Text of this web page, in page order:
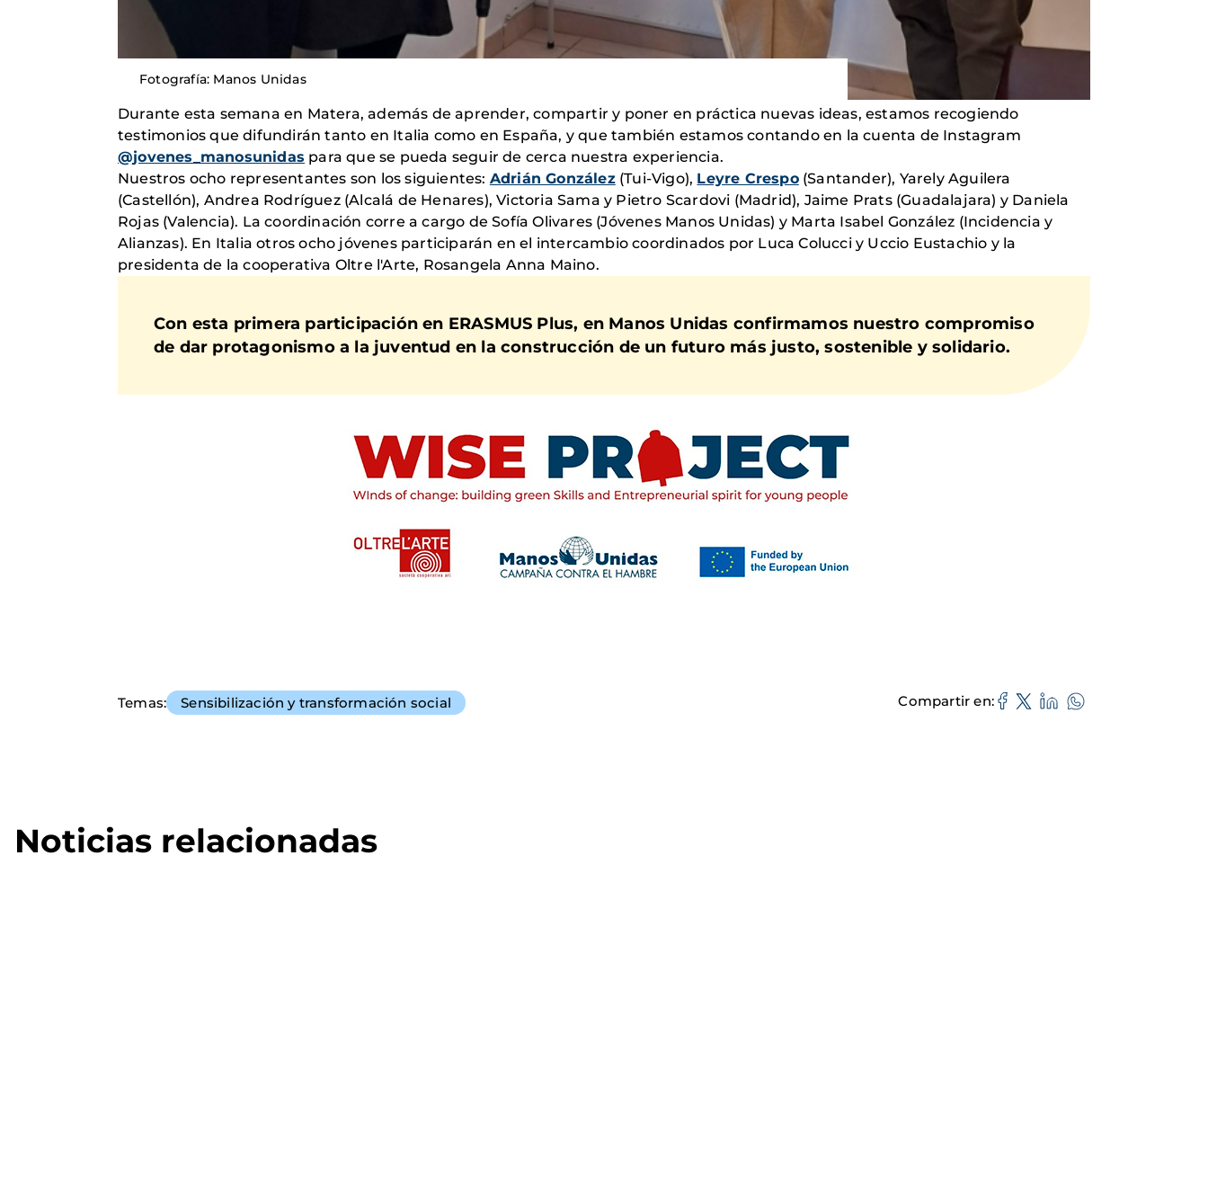
Fotografía: Manos Unidas
Durante esta semana en Matera, además de aprender, compartir y poner en práctica nuevas ideas, estamos recogiendo
testimonios que difundirán tanto en Italia como en España, y que también estamos contando en la cuenta de Instagram
@jovenes_manosunidas para que se pueda seguir de cerca nuestra experiencia.
Nuestros ocho representantes son los siguientes: Adrián González(Tui-Vigo), Leyre Crespo(Santander), Yarely Aguilera
(Castellón), Andrea Rodríguez (Alcalá de Henares), Victoria Sama y Pietro Scardovi (Madrid), Jaime Prats (Guadalajara) y Daniela
Rojas (Valencia). La coordinación corre a cargo de Sofía Olivares (Jóvenes Manos Unidas) y Marta Isabel González (Incidencia y
Alianzas). En Italia otros ocho jóvenes participarán en el intercambio coordinados por Luca Colucci y Uccio Eustachio y la
presidenta de la cooperativa Oltre l'Arte, Rosangela Anna Maino.
Con esta primera participación en ERASMUS Plus, en Manos Unidas confirmamos nuestro compromiso
de dar protagonismo a la juventud en la construcción de un futuro más justo, sostenible y solidario.
Temas Sensibilización y transformación social Compartir en
Noticias relacionadas